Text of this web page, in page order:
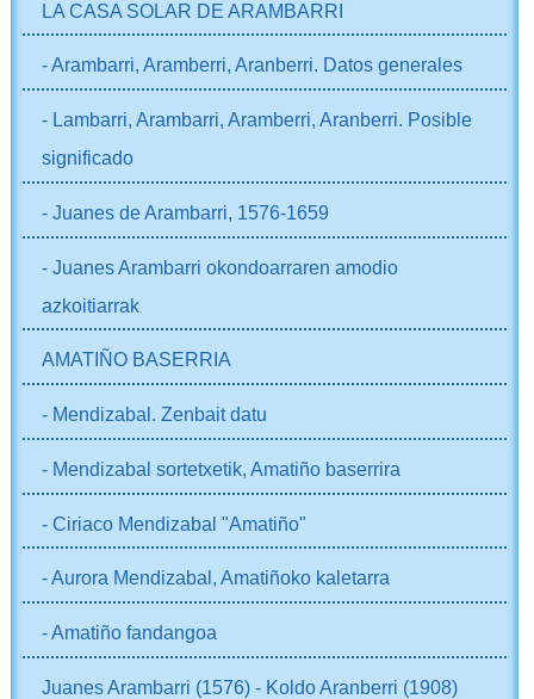
LA CASA SOLAR DE ARAMBARRI
- Arambarri, Aramberri, Aranberri. Datos generales
- Lambarri, Arambarri, Aramberri, Aranberri. Posible
significado
- Juanes de Arambarri, 1576-1659
- Juanes Arambarri okondoarraren amodio
azkoitiarrak
AMATIÑO BASERRIA
- Mendizabal. Zenbait datu
- Mendizabal sortetxetik, Amatiño baserrira
- Ciriaco Mendizabal "Amatiño"
- Aurora Mendizabal, Amatiñoko kaletarra
- Amatiño fandangoa
Juanes Arambarri (1576) - Koldo Aranberri (1908)